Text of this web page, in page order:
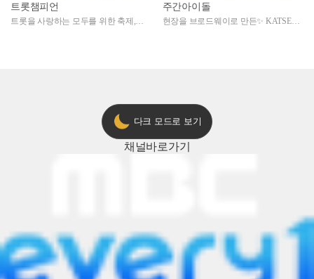
트롯챔피언
트롯을 사랑하는 모두를 위한 축제,
주간아이돌
현장을 브로드웨이로 만든✨ KATSEYE
다크 모드로 보기
채널바로가기